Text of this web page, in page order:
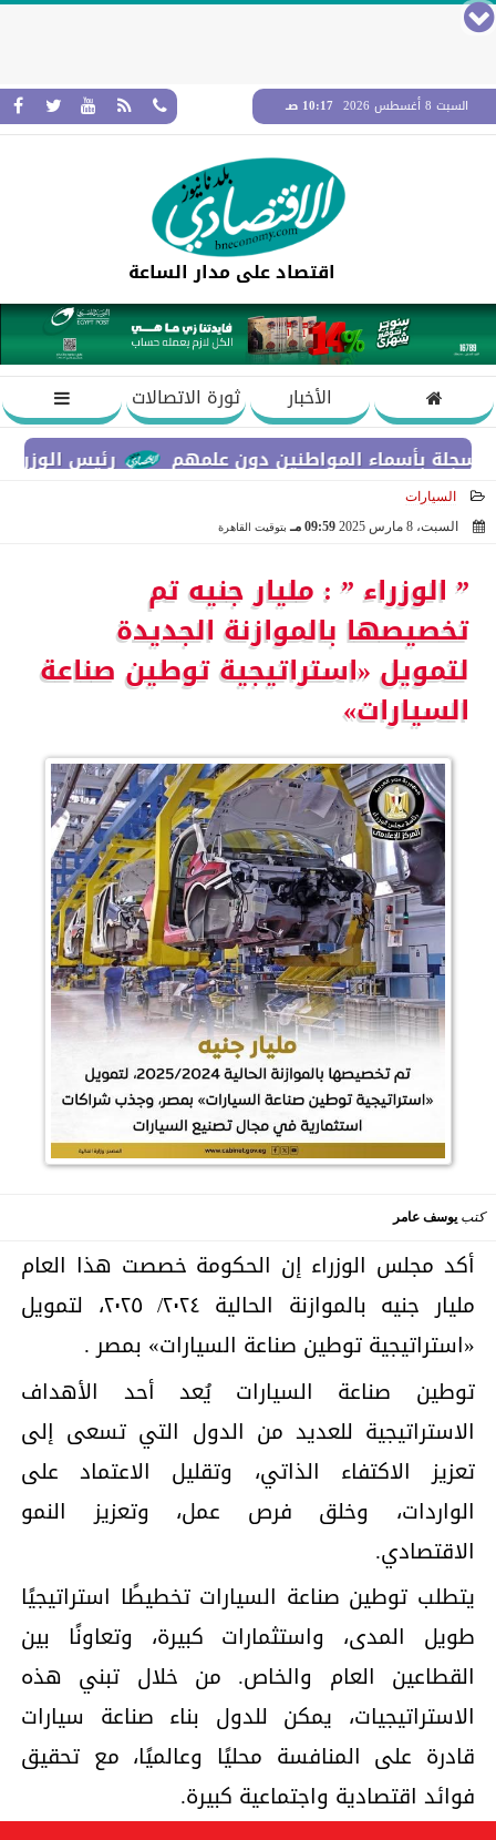
السبت 8 أغسطس 2026 10:17 صـ
اقتصاد على مدار الساعة
الأخبار
ثورة الاتصالات
رئيس الوزراء
بأسماء المواطنين دون علمهم
السيارات
السبت، 8 مارس 2025
09:59 مـ بتوقيت القاهرة
” الوزراء ” : مليار جنيه تم
تخصيصها بالموازنة الجديدة
لتمويل «استراتيجية توطين صناعة
السيارات»
كتب يوسف عامر
أكد مجلس الوزراء إن الحكومة خصصت هذا العام
مليار جنيه بالموازنة الحالية ٢٠٢٤/ ٢٠٢٥، لتمويل
«استراتيجية توطين صناعة السيارات» بمصر .
توطين صناعة السيارات يُعد أحد الأهداف
الاستراتيجية للعديد من الدول التي تسعى إلى
تعزيز الاكتفاء الذاتي، وتقليل الاعتماد على
الواردات، وخلق فرص عمل، وتعزيز النمو
الاقتصادي.
يتطلب توطين صناعة السيارات تخطيطًا استراتيجيًا
طويل المدى، واستثمارات كبيرة، وتعاونًا بين
القطاعين العام والخاص. من خلال تبني هذه
الاستراتيجيات، يمكن للدول بناء صناعة سيارات
قادرة على المنافسة محليًا وعالميًا، مع تحقيق
فوائد اقتصادية واجتماعية كبيرة.